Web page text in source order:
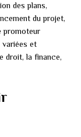
des plans,
du projet,
promoteur
variées et
droit, la finance,